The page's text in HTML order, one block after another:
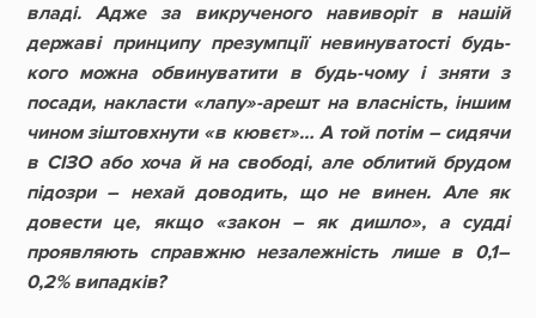
владі. Адже за викрученого навиворіт в нашій
державі принципу презумпції невинуватості будь-
кого можна обвинуватити в будь-чому і зняти з
посади, накласти «лапу»-арешт на власність, іншим
чином зіштовхнути «в кювєт»… А той потім – сидячи
в СІЗО або хоча й на свободі, але облитий брудом
підозри – нехай доводить, що не винен. Але як
довести це, якщо «закон – як дишло», а судді
проявляють справжню незалежність лише в 0,1–
0,2% випадків?